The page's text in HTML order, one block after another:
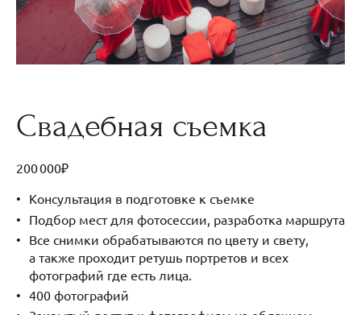
Свадебная съемка
200 000₽
Консультация в подготовке к съемке
Подбор мест для фотосессии, разработка маршрута
⁠Все снимки обрабатываются по цвету и свету,
а также проходит ретушь портретов и всех
фотографий где есть лица.
400 фотографий